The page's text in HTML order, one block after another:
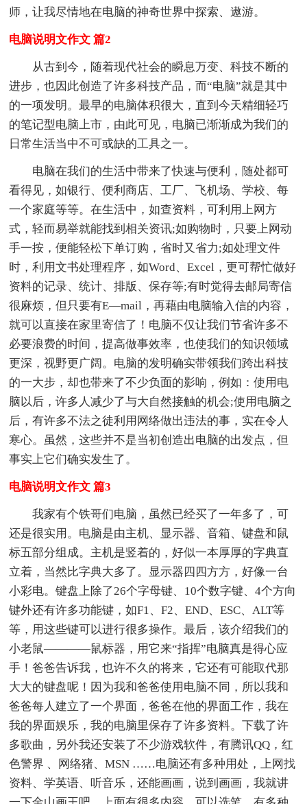
师，让我尽情地在电脑的神奇世界中探索、遨游。
电脑说明文作文 篇2
从古到今，随着现代社会的瞬息万变、科技不断的
进步，也因此创造了许多科技产品，而“电脑”就是其中
的一项发明。最早的电脑体积很大，直到今天精细轻巧
的笔记型电脑上市，由此可见，电脑已渐渐成为我们的
日常生活当中不可或缺的工具之一。
电脑在我们的生活中带来了快速与便利，随处都可
看得见，如银行、便利商店、工厂、飞机场、学校、每
一个家庭等等。在生活中，如查资料，可利用上网方
式，轻而易举就能找到相关资讯;如购物时，只要上网动
手一按，便能轻松下单订购，省时又省力;如处理文件
时，利用文书处理程序，如Word、Excel，更可帮忙做好
资料的记录、统计、排版、保存等;有时觉得去邮局寄信
很麻烦，但只要有E—mail，再藉由电脑输入信的内容，
就可以直接在家里寄信了！电脑不仅让我们节省许多不
必要浪费的时间，提高做事效率，也使我们的知识领域
更深，视野更广阔。电脑的发明确实带领我们跨出科技
的一大步，却也带来了不少负面的影响，例如：使用电
脑以后，许多人减少了与大自然接触的机会;使用电脑之
后，有许多不法之徒利用网络做出违法的事，实在令人
寒心。虽然，这些并不是当初创造出电脑的出发点，但
事实上它们确实发生了。
电脑说明文作文 篇3
我家有个铁哥们电脑，虽然已经买了一年多了，可
还是很实用。电脑是由主机、显示器、音箱、键盘和鼠
标五部分组成。主机是竖着的，好似一本厚厚的字典直
立着，当然比字典大多了。显示器四四方方，好像一台
小彩电。键盘上除了26个字母键、10个数字键、4个方向
键外还有许多功能键，如F1、F2、END、ESC、ALT等
等，用这些键可以进行很多操作。最后，该介绍我们的
小老鼠————鼠标器，用它来“指挥”电脑真是得心应
手！爸爸告诉我，也许不久的将来，它还有可能取代那
大大的键盘呢！因为我和爸爸使用电脑不同，所以我和
爸爸每人建立了一个界面，爸爸在他的界面工作，我在
我的界面娱乐，我的电脑里保存了许多资料。下载了许
多歌曲，另外我还安装了不少游戏软件，有腾讯QQ，红
色警界 、网络猪、MSN ……电脑还有多种用处，上网找
资料、学英语、听音乐，还能画画，说到画画，我就讲